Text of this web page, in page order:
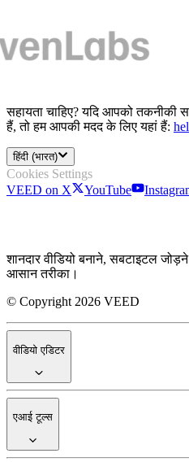
सहायता चाहिए? यदि आपको तकनीकी
हैं, तो हम आपकी मदद के लिए यहां हैं:
हिंदी (भारत)
Cookies Settings
VEED on X
YouTube
शानदार वीडियो बनाने, सबटाइटल
आसान तरीका।
© Copyright 2026 VEED
वीडियो एडिटर
एआई टूल्स